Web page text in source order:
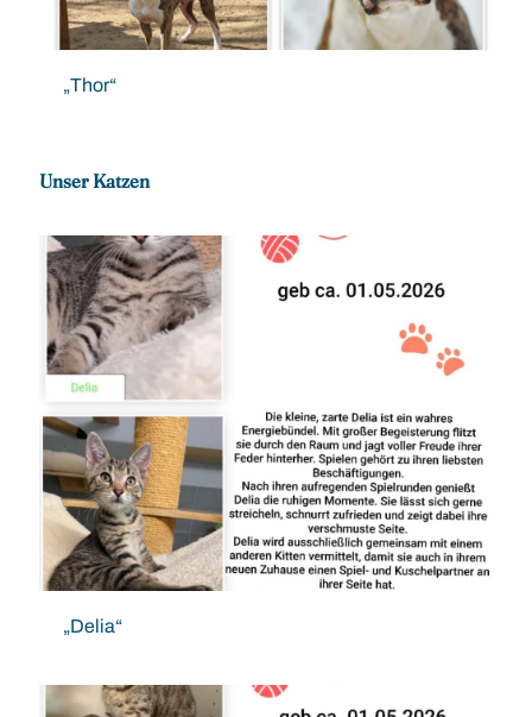
„Thor“
Unser Katzen
„Delia“